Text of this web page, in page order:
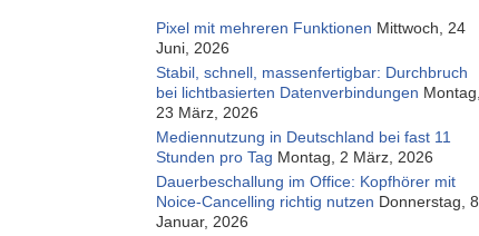
Pixel mit mehreren Funktionen Mittwoch, 24
Juni, 2026
Stabil, schnell, massenfertigbar: Durchbruch
bei lichtbasierten Datenverbindungen Montag,
23 März, 2026
Mediennutzung in Deutschland bei fast 11
Stunden pro Tag Montag, 2 März, 2026
Dauerbeschallung im Office: Kopfhörer mit
Noice-Cancelling richtig nutzen Donnerstag, 8
Januar, 2026